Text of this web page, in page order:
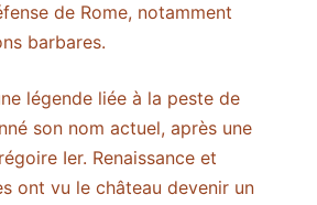
de Rome, notamment
barbares.
légende liée à la peste de
son nom actuel, après une
Ier. Renaissance et
ont vu le château devenir un